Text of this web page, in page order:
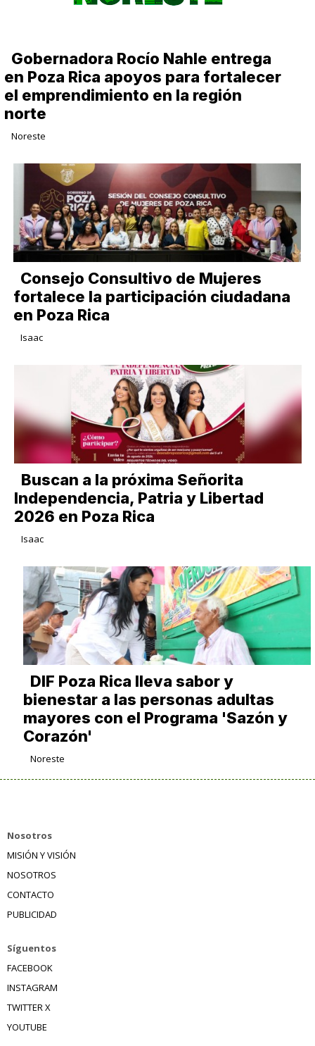
Gobernadora Rocío Nahle entrega
en Poza Rica apoyos para fortalecer
el emprendimiento en la región
norte
Noreste
Consejo Consultivo de Mujeres
fortalece la participación ciudadana
en Poza Rica
Isaac
Buscan a la próxima Señorita
Independencia, Patria y Libertad
2026 en Poza Rica
Isaac
DIF Poza Rica lleva sabor y
bienestar a las personas adultas
mayores con el Programa 'Sazón y
Corazón'
Noreste
Nosotros
MISIÓN Y VISIÓN
NOSOTROS
CONTACTO
PUBLICIDAD
Síguentos
FACEBOOK
INSTAGRAM
TWITTER X
YOUTUBE